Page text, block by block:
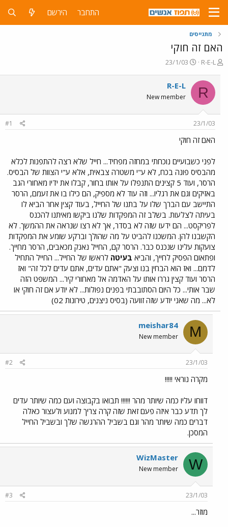
התחבר הירשם
מתגייסים
האם זה חוקי
פ
ח
ה
ו
ש
R-E-L
פ
ס
ם
ת
23/1/03
R
R-E-L
New member
23/1/03
#1
האם זה חוקי
לפני כשבועיים נוכחתי במחזה מפחיד... חייל שלא רצה להתפנות לכלא
מהבסיס פונה בכח, לא ע"י משטרה צבאית, אלא ע"י הצוות של הבסיס.
הרסר, ועוד 5 קצינים התנפלו על אותו בחור, קבלו את ידיו מאחורי הגב
באזיקים וגם את רגליו... וזה עוד לא מספיק, הם כילו בו את זעמם, הרסר
התיישב עם הברך שלו על בתנו של החייל, בעוד קצין אחר הביא לו
בעיתה לצלעות. בשלב זה המפקדות שלנו ביקשו מאיתנו להכנס
לפריקסט... הם ידעו שזה לא בסדר, אך לא רצו שנראה את ההמשך. לא
הקשבנו להן. המשכנו להביט על מה שהולך וברקע שומע את המפקדות
צועקות עלינו שנכנס כבר. הרסר קם, החייל נאנק מכאבים, הרסר מחייך.
ופתאום הפסיק לחייך, והביא בעיטה לראשו של החייל... החייל התחיל
לדמם... ואז הוא הבחין בנו וצעק "אתם עדים, אתם עדים לכל זה" ואז
הרסר ועוד קצין גררו אותו על האדמה אל מאחורי קיר... המשפט הזה
שבר אותי... כל היום הסתובבתי בפנים נפולות... לא יודע אם זה חוקי או
לא... מה שאני יודע שזה זוועה (בסיס ניצנים, טירונות 02)
M
meishar84
New member
23/1/03
#2
מקרה נוראי !!!!!
דווחו עליו כמה שיותר מהר !!!!!! תבואו בקבוצה ועם כמה שיותר עדים
לך תדע כבר איזה פעם זאת שזה קרה צריך למנוע ולעצור כאלה
דברים כמה שיותר מהר וגם בשביל ההרגשה שלך ובשביל החייל
המסכן.
W
WizMaster
New member
23/1/03
#3
מוזר...